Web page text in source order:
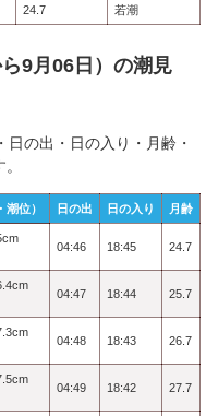
24.7 若潮
9月06日）の潮見
の出・日の入り・月齢・
位） 日の出 日の入り 月齢
04:46 18:45 24.7
04:47 18:44 25.7
04:48 18:43 26.7
04:49 18:42 27.7